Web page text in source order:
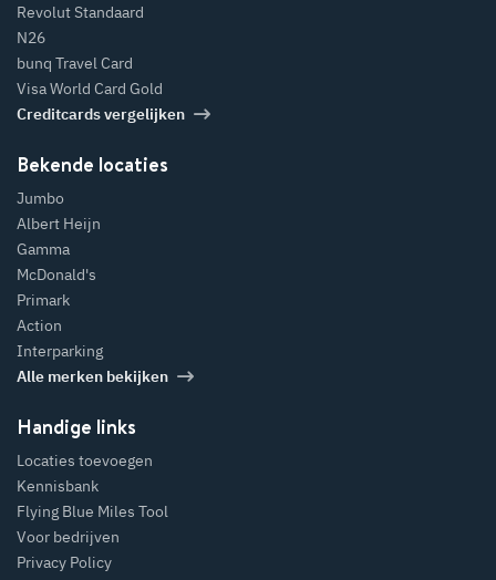
Revolut Standaard
N26
bunq Travel Card
Visa World Card Gold
Creditcards vergelijken
Bekende locaties
Jumbo
Albert Heijn
Gamma
McDonald's
Primark
Action
Interparking
Alle merken bekijken
Handige links
Locaties toevoegen
Kennisbank
Flying Blue Miles Tool
Voor bedrijven
Privacy Policy